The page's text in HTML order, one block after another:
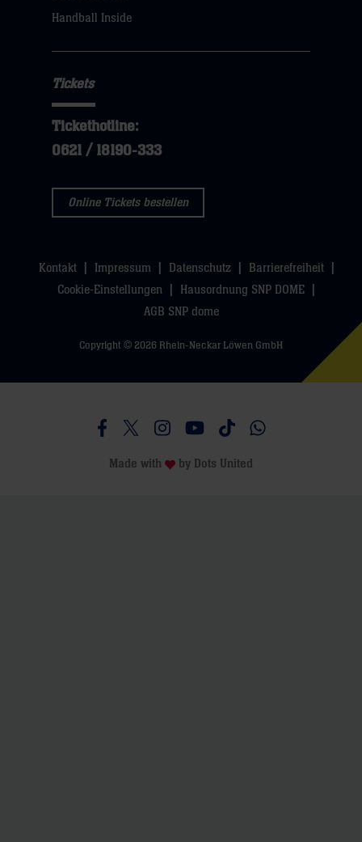
Handball Inside
Tickets
Tickethotline:
0621 / 18190-333
Online Tickets bestellen
Kontakt Impressum Datenschutz
Barrierefreiheit
Cookie-Einstellungen
Hausordnung SNP DOME
AGB SNP dome
Copyright © 2026 Rhein-Neckar Löwen GmbH
Besucht uns auf Facebook
Besucht uns auf Twitter
Besucht uns auf Instagram
Besucht uns auf Youtube
Besucht uns auf
Besucht uns auf
Made with by Dots United